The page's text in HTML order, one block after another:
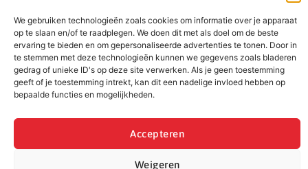
We gebruiken technologieën zoals cookies om informatie over je apparaat
op te slaan en/of te raadplegen. We doen dit met als doel om de beste
ervaring te bieden en om gepersonaliseerde advertenties te tonen. Door in
te stemmen met deze technologieën kunnen we gegevens zoals bladeren
gedrag of unieke ID's op deze site verwerken. Als je geen toestemming
geeft of je toestemming intrekt, kan dit een nadelige invloed hebben op
bepaalde functies en mogelijkheden.
Accepteren
Weigeren
Gemeente Weststellingwerf
© 2022 - 2026 BespaarPartner | Alle rechten voorbehouden